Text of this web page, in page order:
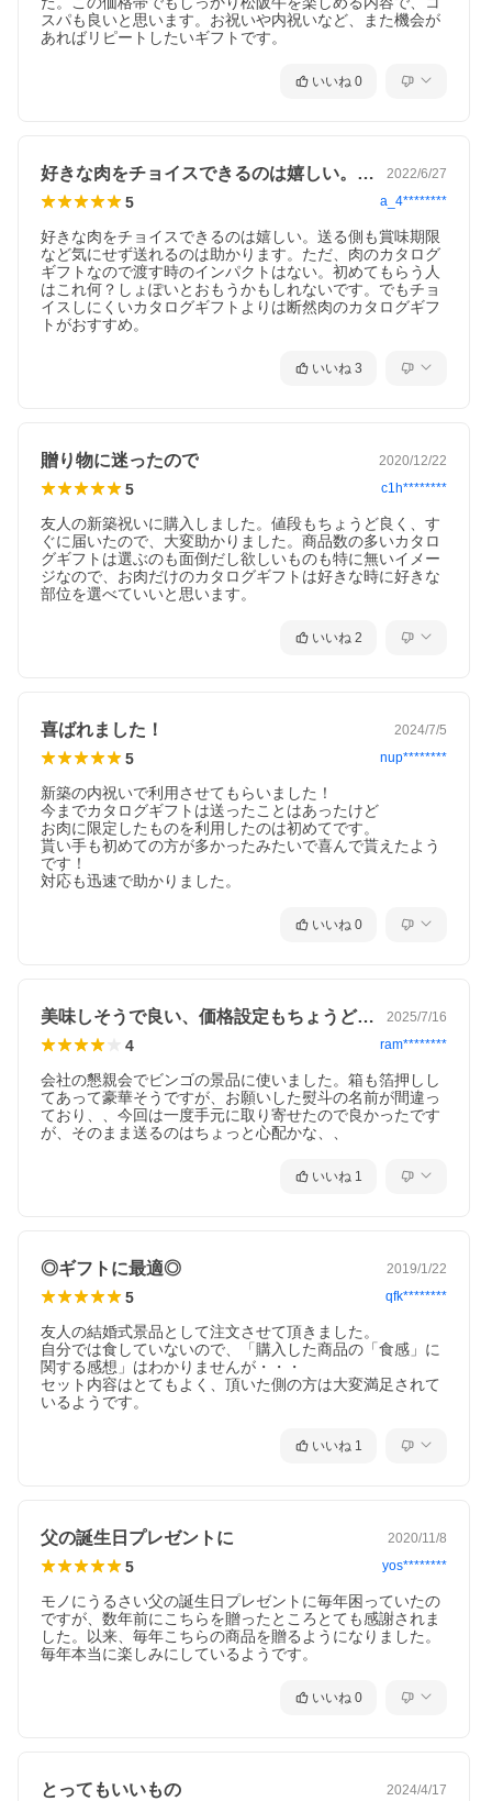
スパも良いと思います。お祝いや内祝いなど、また機会が
あればリピートしたいギフトです。
いいね 0
好きな肉をチョイスできるのは嬉しい。送… 2022/6/27
5 a_4********
好きな肉をチョイスできるのは嬉しい。送る側も賞味期限
など気にせず送れるのは助かります。ただ、肉のカタログ
ギフトなので渡す時のインパクトはない。初めてもらう人
はこれ何？しょぽいとおもうかもしれないです。でもチョ
イスしにくいカタログギフトよりは断然肉のカタログギフ
トがおすすめ。
いいね 3
贈り物に迷ったので 2020/12/22
5 c1h********
友人の新築祝いに購入しました。値段もちょうど良く、す
ぐに届いたので、大変助かりました。商品数の多いカタロ
グギフトは選ぶのも面倒だし欲しいものも特に無いイメー
ジなので、お肉だけのカタログギフトは好きな時に好きな
部位を選べていいと思います。
いいね 2
喜ばれました！ 2024/7/5
5 nup********
新築の内祝いで利用させてもらいました！
今までカタログギフトは送ったことはあったけど
お肉に限定したものを利用したのは初めてです。
貰い手も初めての方が多かったみたいで喜んで貰えたよう
です！
対応も迅速で助かりました。
いいね 0
美味しそうで良い、価格設定もちょうどいい 2025/7/16
4 ram********
会社の懇親会でビンゴの景品に使いました。箱も箔押しし
てあって豪華そうですが、お願いした熨斗の名前が間違っ
ており、、今回は一度手元に取り寄せたので良かったです
が、そのまま送るのはちょっと心配かな、、
いいね 1
◎ギフトに最適◎ 2019/1/22
5 qfk********
友人の結婚式景品として注文させて頂きました。
自分では食していないので、「購入した商品の「食感」に
関する感想」はわかりませんが・・・
セット内容はとてもよく、頂いた側の方は大変満足されて
いるようです。
いいね 1
父の誕生日プレゼントに 2020/11/8
5 yos********
モノにうるさい父の誕生日プレゼントに毎年困っていたの
ですが、数年前にこちらを贈ったところとても感謝されま
した。以来、毎年こちらの商品を贈るようになりました。
毎年本当に楽しみにしているようです。
いいね 0
とってもいいもの 2024/4/17